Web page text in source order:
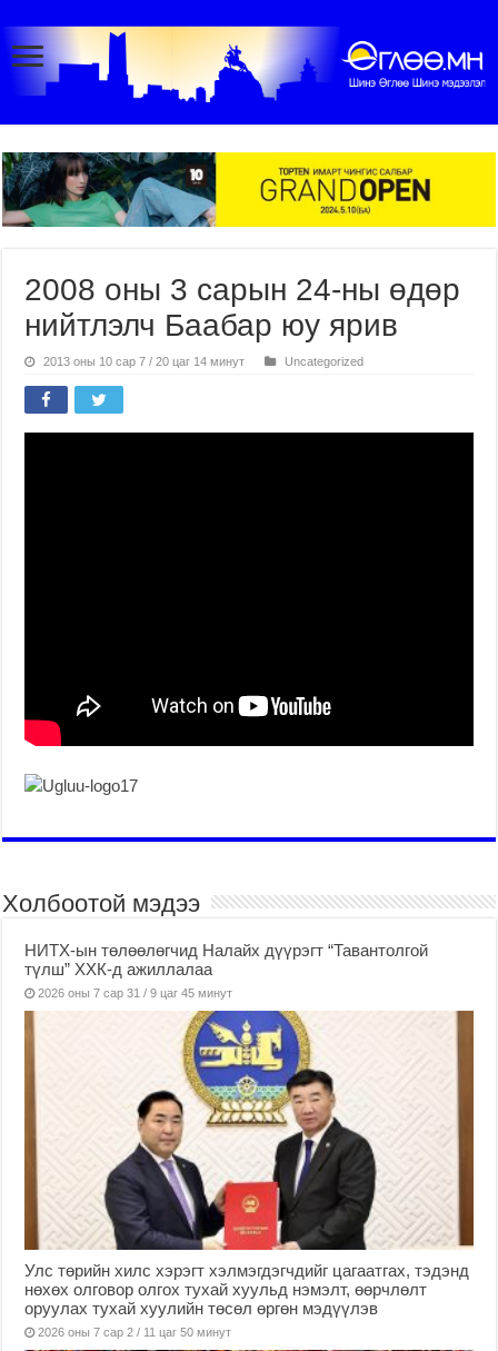
2008 оны 3 сарын 24-ны өдөр
нийтлэлч Баабар юу ярив
2013 оны 10 сар 7 / 20 цаг 14 минут Uncategorized
Холбоотой мэдээ
НИТХ-ын төлөөлөгчид Налайх дүүрэгт “Тавантолгой
түлш” ХХК-д ажиллалаа
2026 оны 7 сар 31 / 9 цаг 45 минут
Улс төрийн хилс хэрэгт хэлмэгдэгчдийг цагаатгах, тэдэнд
нөхөх олговор олгох тухай хуульд нэмэлт, өөрчлөлт
оруулах тухай хуулийн төсөл өргөн мэдүүлэв
2026 оны 7 сар 2 / 11 цаг 50 минут